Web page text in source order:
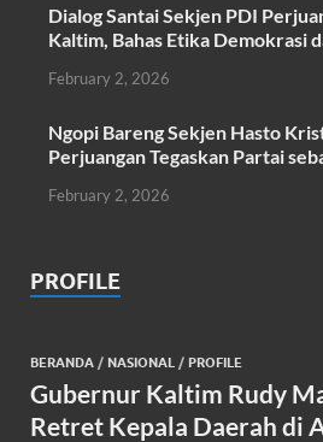
Dialog Santai Sekjen PDI
Kaltim, Bahas Etika Demokrasi
February 2, 2026
Ngopi Bareng Sekjen Hasto
Perjuangan Tegaskan Partai
February 2, 2026
PROFILE
BERANDA / NASIONAL / PROFILE
Gubernur Kaltim Rudy
Retret Kepala Daerah di